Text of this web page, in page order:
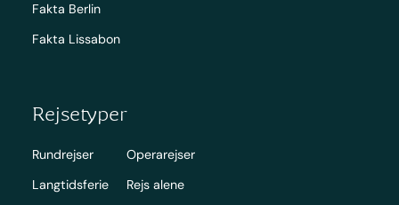
Fakta Berlin
Fakta Lissabon
Rejsetyper
Rundrejser
Langtidsferie
Operarejser
Rejs alene